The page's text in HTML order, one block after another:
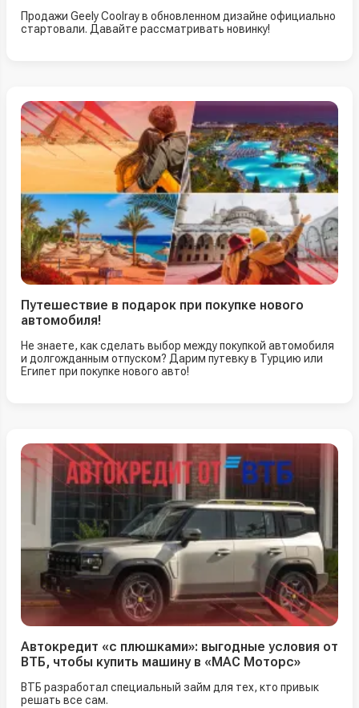
Продажи Geely Coolray в обновленном дизайне официально
стартовали. Давайте рассматривать новинку!
Путешествие в подарок при покупке нового
автомобиля!
Не знаете, как сделать выбор между покупкой автомобиля
и долгожданным отпуском? Дарим путевку в Турцию или
Египет при покупке нового авто!
Автокредит «с плюшками»: выгодные условия от
ВТБ, чтобы купить машину в «МАС Моторс»
ВТБ разработал специальный займ для тех, кто привык
решать все сам.